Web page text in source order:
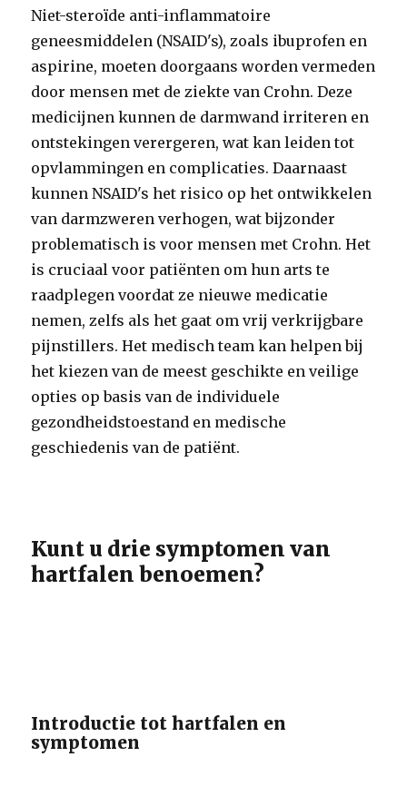
Niet-steroïde anti-inflammatoire
geneesmiddelen (NSAID's), zoals ibuprofen en
aspirine, moeten doorgaans worden vermeden
door mensen met de ziekte van Crohn. Deze
medicijnen kunnen de darmwand irriteren en
ontstekingen verergeren, wat kan leiden tot
opvlammingen en complicaties. Daarnaast
kunnen NSAID's het risico op het ontwikkelen
van darmzweren verhogen, wat bijzonder
problematisch is voor mensen met Crohn. Het
is cruciaal voor patiënten om hun arts te
raadplegen voordat ze nieuwe medicatie
nemen, zelfs als het gaat om vrij verkrijgbare
pijnstillers. Het medisch team kan helpen bij
het kiezen van de meest geschikte en veilige
opties op basis van de individuele
gezondheidstoestand en medische
geschiedenis van de patiënt.
Kunt u drie symptomen van
hartfalen benoemen?
Introductie tot hartfalen en
symptomen